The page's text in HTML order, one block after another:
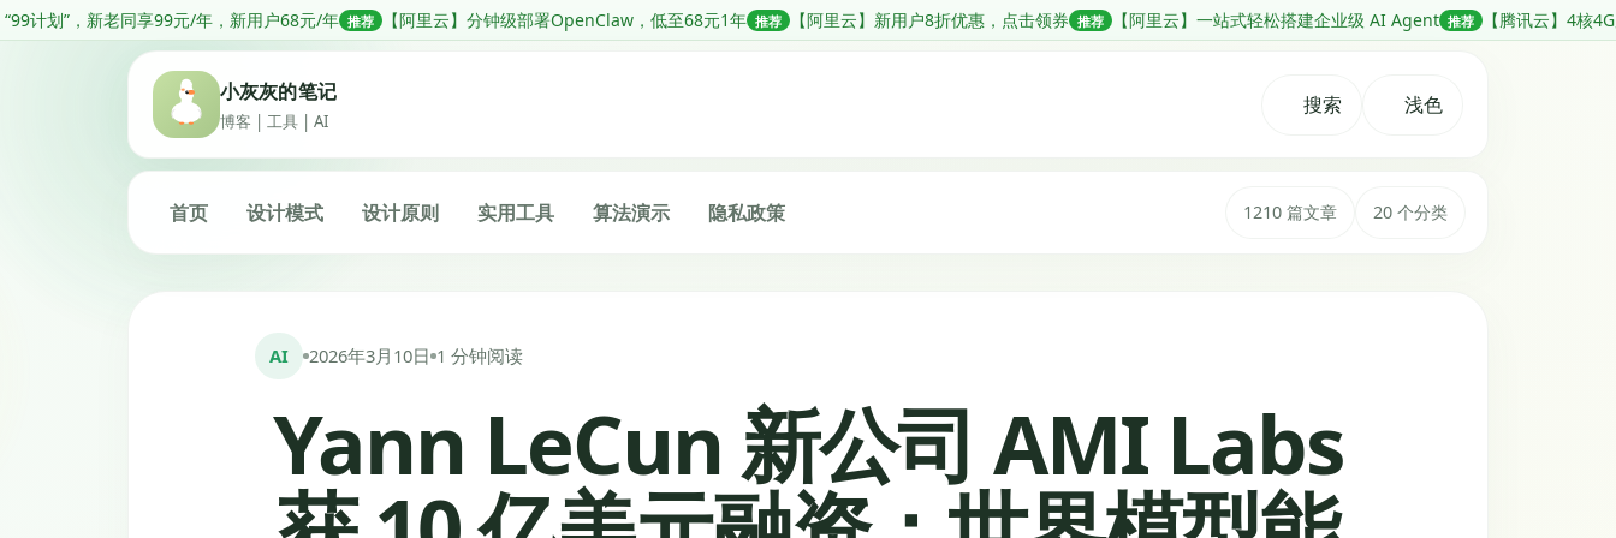
跳
转
享99元/年，新用户68元/年 推荐 【阿里云】分钟级部署OpenClaw，低至68元1年 推荐 【阿里云】新用户8折优惠，点击领券 推荐 【阿里云】一站式轻松搭建企业级 AI Agent 推荐 【腾讯云】4核4G服务器新客 38
小灰灰的笔记
博客 | 工具 | AI
搜索 浅色
首页 设计模式 设计原则 实用工具 算法演示 隐私政策 1210 篇文章 20 个分类
AI 2026年3月10日 1 分钟阅读
Yann LeCun 新公司 AMI Labs